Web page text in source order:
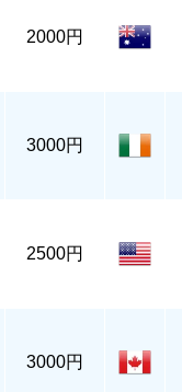
2000円
3000円
2500円
3000円